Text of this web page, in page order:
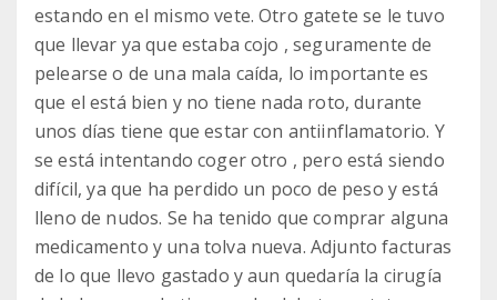
estando en el mismo vete. Otro gatete se le tuvo
que llevar ya que estaba cojo , seguramente de
pelearse o de una mala caída, lo importante es
que el está bien y no tiene nada roto, durante
unos días tiene que estar con antiinflamatorio. Y
se está intentando coger otro , pero está siendo
difícil, ya que ha perdido un poco de peso y está
lleno de nudos. Se ha tenido que comprar alguna
medicamento y una tolva nueva. Adjunto facturas
de lo que llevo gastado y aun quedaría la cirugía